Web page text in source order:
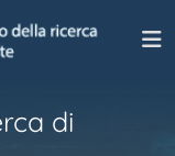
di